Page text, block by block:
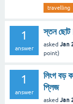
travelling
1
answer
স্তন
asked Jan
point)
1
answer
লিংগ বড়
প্লিজ
asked Jan